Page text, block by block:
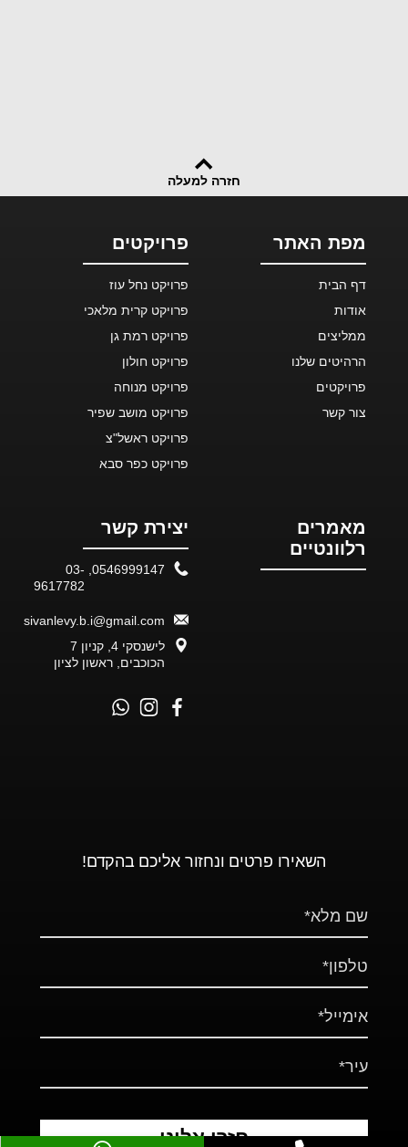
חזרה למעלה
מפת האתר
דף הבית
אודות
ממליצים
הרהיטים שלנו
פרויקטים
צור קשר
פרויקטים
פרויקט נחל עוז
פרויקט קרית מלאכי
פרויקט רמת גן
פרויקט חולון
פרויקט מנוחה
פרויקט מושב שפיר
פרויקט ראשל"צ
פרויקט כפר סבא
מאמרים
רלוונטיים
יצירת קשר
0546999147
03-
9617782
sivanlevy.b.i@gmail.com
לישנסקי 4, קניון 7
הכוכבים, ראשון לציון
השאירו פרטים ונחזור אליכם בהקדם!